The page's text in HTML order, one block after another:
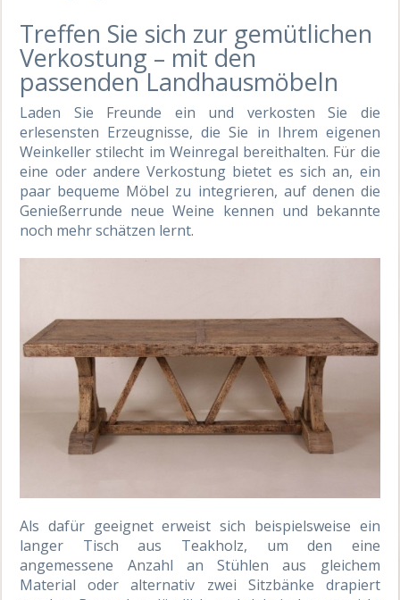
Treffen Sie sich zur gemütlichen
Verkostung – mit den
passenden Landhausmöbeln
Laden Sie Freunde ein und verkosten Sie die
erlesensten Erzeugnisse, die Sie in Ihrem eigenen
Weinkeller stilecht im Weinregal bereithalten. Für die
eine oder andere Verkostung bietet es sich an, ein
paar bequeme Möbel zu integrieren, auf denen die
Genießerrunde neue Weine kennen und bekannte
noch mehr schätzen lernt.
Als dafür geeignet erweist sich beispielsweise ein
langer Tisch aus Teakholz, um den eine
angemessene Anzahl an Stühlen aus gleichem
Material oder alternativ zwei Sitzbänke drapiert